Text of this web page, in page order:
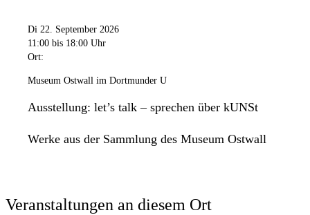
Di 22. September 2026
11:00 bis 18:00 Uhr
Ort:
Museum Ostwall im Dortmunder U
Ausstellung: let’s talk – sprechen über kUNSt
Werke aus der Sammlung des Museum Ostwall
Veranstaltungen an diesem Ort